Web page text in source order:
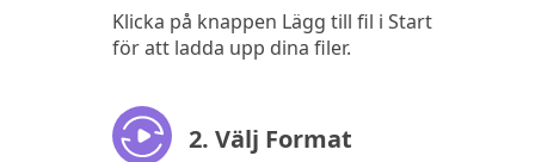
Klicka på knappen Lägg till fil i Start
för att ladda upp dina filer.
2. Välj Format